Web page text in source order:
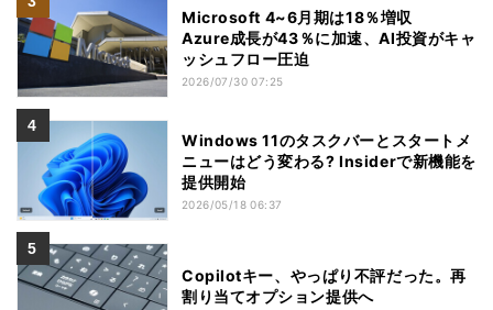
Microsoft 4~6月期は18％増収
Azure成長が43％に加速、AI投資がキャ
ッシュフロー圧迫
2026/07/30 07:25
Windows 11のタスクバーとスタートメ
ニューはどう変わる? Insiderで新機能を
提供開始
2026/05/18 06:37
Copilotキー、やっぱり不評だった。再
割り当てオプション提供へ